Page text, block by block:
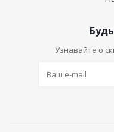
Узнавайте о